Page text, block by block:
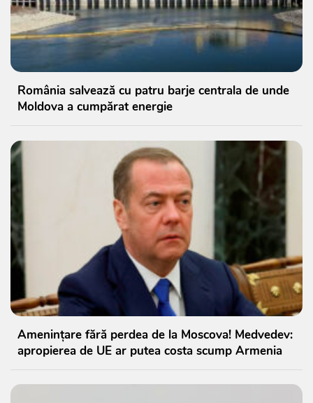
România salvează cu patru barje centrala de unde
Moldova a cumpărat energie
Amenințare fără perdea de la Moscova! Medvedev:
apropierea de UE ar putea costa scump Armenia